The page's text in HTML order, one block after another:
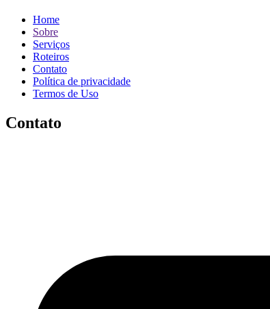
Home
Sobre
Serviços
Roteiros
Contato
Política de privacidade
Termos de Uso
Contato